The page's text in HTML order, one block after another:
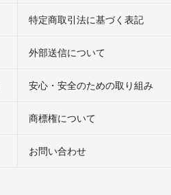
特定商取引法に基づく表記
外部送信について
安心・安全のための取り組み
商標権について
お問い合わせ